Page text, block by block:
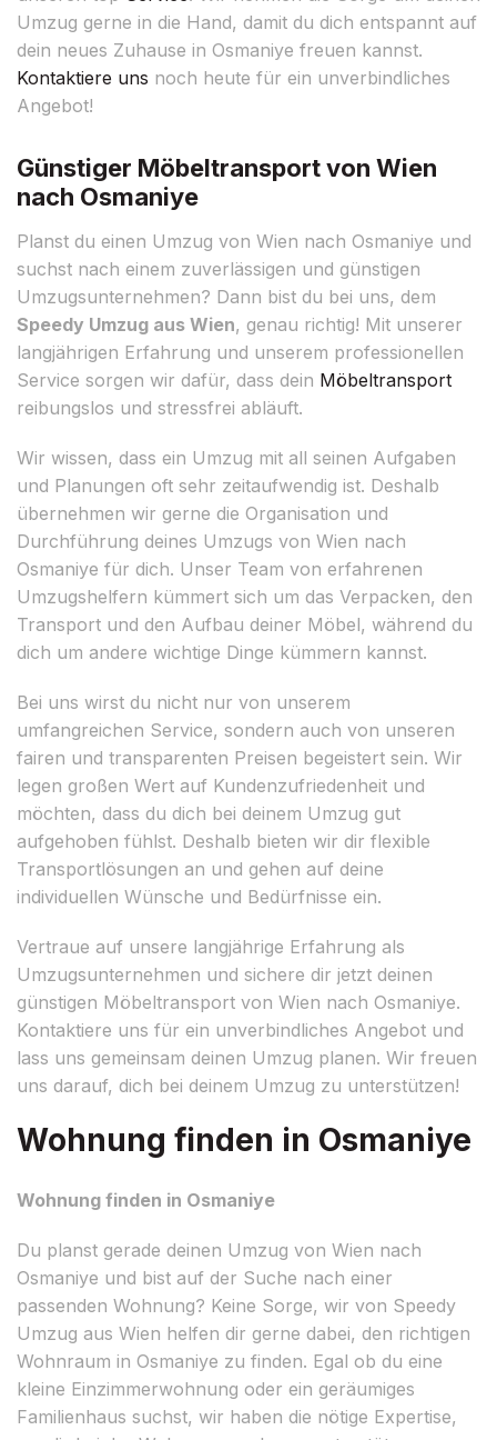
Umzug gerne in die Hand, damit du dich entspannt auf
dein neues Zuhause in Osmaniye freuen kannst.
Kontaktiere uns noch heute für ein unverbindliches
Angebot!
Günstiger Möbeltransport von Wien
nach Osmaniye
Planst du einen Umzug von Wien nach Osmaniye und
suchst nach einem zuverlässigen und günstigen
Umzugsunternehmen? Dann bist du bei uns, dem
Speedy Umzug aus Wien, genau richtig! Mit unserer
langjährigen Erfahrung und unserem professionellen
Service sorgen wir dafür, dass dein Möbeltransport
reibungslos und stressfrei abläuft.
Wir wissen, dass ein Umzug mit all seinen Aufgaben
und Planungen oft sehr zeitaufwendig ist. Deshalb
übernehmen wir gerne die Organisation und
Durchführung deines Umzugs von Wien nach
Osmaniye für dich. Unser Team von erfahrenen
Umzugshelfern kümmert sich um das Verpacken, den
Transport und den Aufbau deiner Möbel, während du
dich um andere wichtige Dinge kümmern kannst.
Bei uns wirst du nicht nur von unserem
umfangreichen Service, sondern auch von unseren
fairen und transparenten Preisen begeistert sein. Wir
legen großen Wert auf Kundenzufriedenheit und
möchten, dass du dich bei deinem Umzug gut
aufgehoben fühlst. Deshalb bieten wir dir flexible
Transportlösungen an und gehen auf deine
individuellen Wünsche und Bedürfnisse ein.
Vertraue auf unsere langjährige Erfahrung als
Umzugsunternehmen und sichere dir jetzt deinen
günstigen Möbeltransport von Wien nach Osmaniye.
Kontaktiere uns für ein unverbindliches Angebot und
lass uns gemeinsam deinen Umzug planen. Wir freuen
uns darauf, dich bei deinem Umzug zu unterstützen!
Wohnung finden in Osmaniye
Wohnung finden in Osmaniye
Du planst gerade deinen Umzug von Wien nach
Osmaniye und bist auf der Suche nach einer
passenden Wohnung? Keine Sorge, wir von Speedy
Umzug aus Wien helfen dir gerne dabei, den richtigen
Wohnraum in Osmaniye zu finden. Egal ob du eine
kleine Einzimmerwohnung oder ein geräumiges
Familienhaus suchst, wir haben die nötige Expertise,